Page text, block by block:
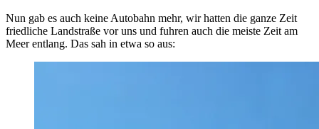
Nun gab es auch keine Autobahn mehr, wir hatten die ganze Zeit
friedliche Landstraße vor uns und fuhren auch die meiste Zeit am
Meer entlang. Das sah in etwa so aus: